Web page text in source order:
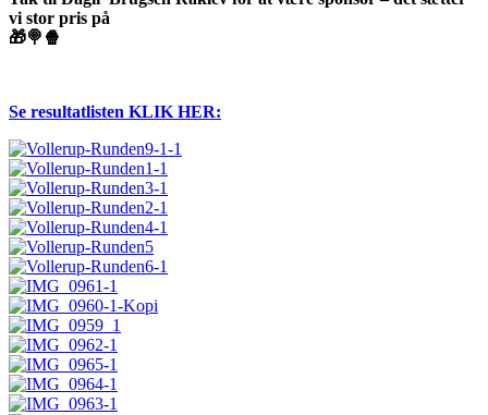
vi stor pris på
🎁🍭🍿
Se resultatlisten KLIK HER: